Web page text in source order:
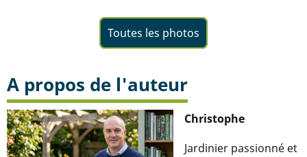
Toutes les photos
A propos de l'auteur
Christophe
Jardinier passionné et